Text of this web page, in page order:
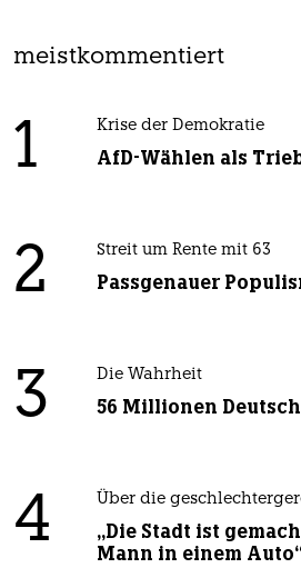
meistkommentiert
1 Krise der Demokratie
AfD-Wählen als
2 Streit um Rente mit 63
Passgenauer
3 Die Wahrheit
56 Millionen
4 Über die
„Die Stadt ist
Mann in einem